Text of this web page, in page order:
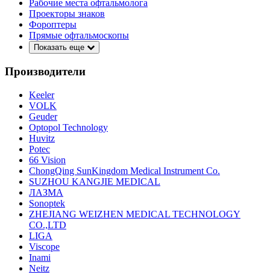
Рабочие места офтальмолога
Проекторы знаков
Фороптеры
Прямые офтальмоскопы
Показать еще
Производители
Keeler
VOLK
Geuder
Optopol Technology
Huvitz
Potec
66 Vision
ChongQing SunKingdom Medical Instrument Co.
SUZHOU KANGJIE MEDICAL
ЛАЗМА
Sonoptek
ZHEJIANG WEIZHEN MEDICAL TECHNOLOGY
CO.,LTD
LIGA
Viscope
Inami
Neitz